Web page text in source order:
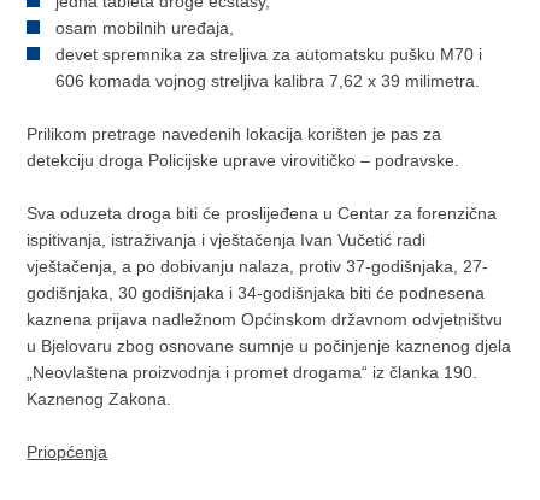
osam mobilnih uređaja,
devet spremnika za streljiva za automatsku pušku M70 i
606 komada vojnog streljiva kalibra 7,62 x 39 milimetra.
Prilikom pretrage navedenih lokacija korišten je pas za
detekciju droga Policijske uprave virovitičko – podravske.
Sva oduzeta droga biti će proslijeđena u Centar za forenzična
ispitivanja, istraživanja i vještačenja Ivan Vučetić radi
vještačenja, a po dobivanju nalaza, protiv 37-godišnjaka, 27-
godišnjaka, 30 godišnjaka i 34-godišnjaka biti će podnesena
kaznena prijava nadležnom Općinskom državnom odvjetništvu
u Bjelovaru zbog osnovane sumnje u počinjenje kaznenog djela
„Neovlaštena proizvodnja i promet drogama“ iz članka 190.
Kaznenog Zakona.
Priopćenja